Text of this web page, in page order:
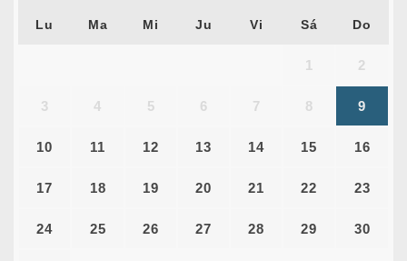
Lu Ma Mi Ju Vi Sá Do
1 2
3 4 5 6 7 8 9
10 11 12 13 14 15 16
17 18 19 20 21 22 23
24 25 26 27 28 29 30